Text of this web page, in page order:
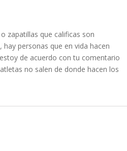
zapatillas que calificas son
personas que en vida hacen
de acuerdo con tu comentario
no salen de donde hacen los